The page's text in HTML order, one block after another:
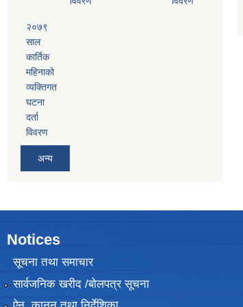
२०७९
साल
कार्तिक
महिनाको
व्यक्तिगत
घटना
दर्ता
विवरण
अन्य
Notices
सूचना तथा समाचार
सार्वजनिक खरीद /बोलपत्र सूचना